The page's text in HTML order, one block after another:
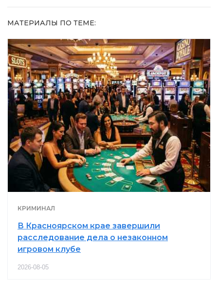
МАТЕРИАЛЫ ПО ТЕМЕ:
КРИМИНАЛ
В Красноярском крае завершили
расследование дела о незаконном
игровом клубе
2026-08-05